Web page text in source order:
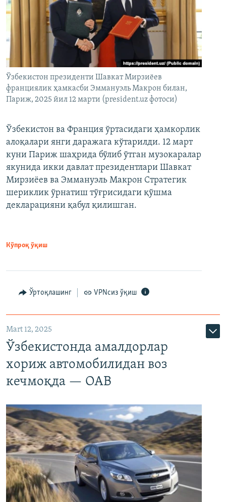
Ўзбекистон президенти Шавкат Мирзиёев
франциялик ҳамкасби Эммануэль Макрон билан,
Париж, 2025 йил 12 марти (president.uz фотоси)
Ўзбекистон ва Франция ўртасидаги ҳамкорлик
алоқалари янги даражага кўтарилди. 12 март
куни Париж шаҳрида бўлиб ўтган музокаралар
якунида икки давлат президентлари Шавкат
Мирзиёев ва Эммануэль Макрон Стратегик
шериклик ўрнатиш тўғрисидаги қўшма
декларацияни қабул қилишган.
Кўпроқ ўқиш
Ўртоқлашинг VPNсиз ўқиш
Mart 12, 2025
Ўзбекистонда амалдорлар
хориж автомобилидан воз
кечмоқда — ОАВ